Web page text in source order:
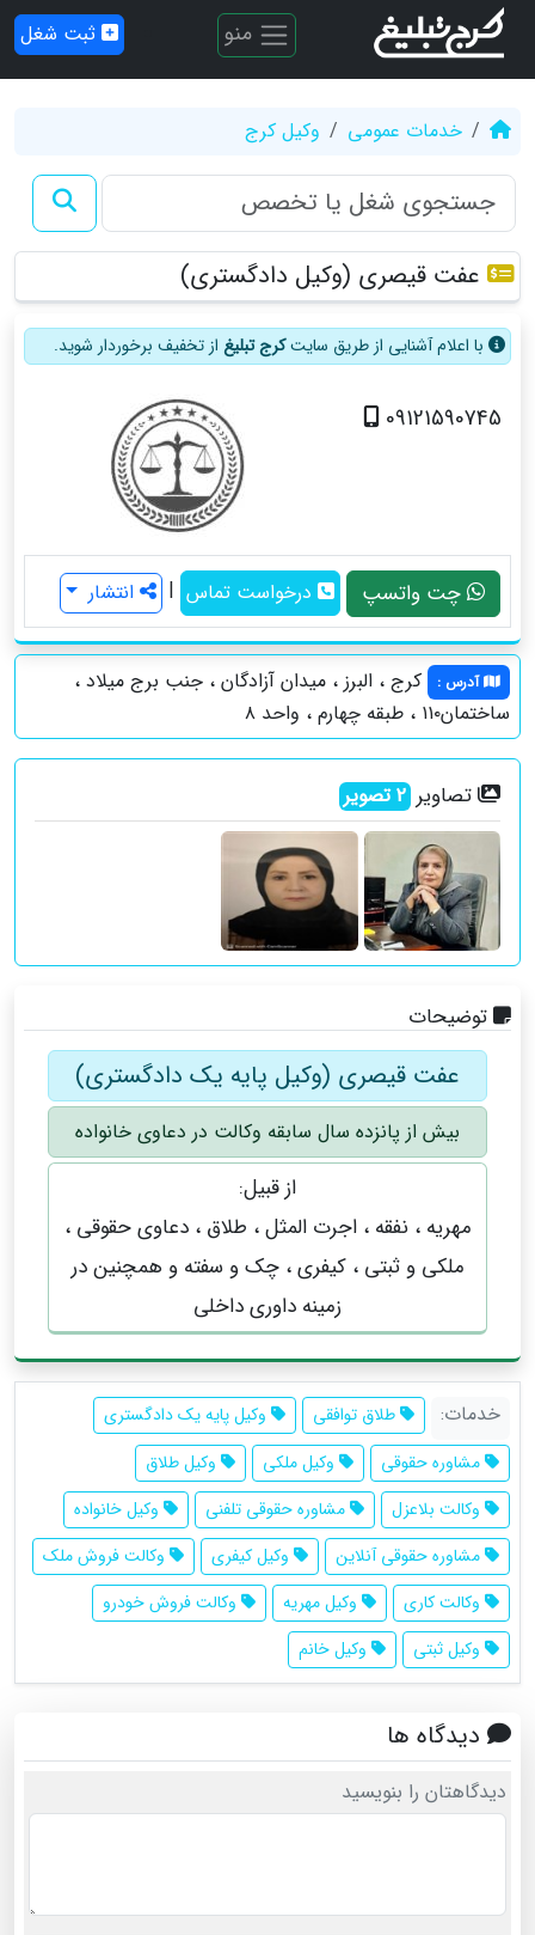
منو ثبت شغل
خدمات عمومی وکیل کرج
عفت قیصری (وکیل دادگستری)
با اعلام آشنایی از طریق سایتکرج تبلیغ از تخفیف برخوردار شوید.
09121590745
چت واتسپ درخواست تماس | انتشار
آدرس :
کرج ، البرز ، میدان آزادگان ، جنب برج میلاد ،
ساختمان۱۱۰ ، طبقه چهارم ، واحد ۸
تصاویر 2تصویر
توضیحات
عفت قیصری (وکیل پایه یک دادگستری)
بیش از پانزده سال سابقه وکالت در دعاوی خانواده
از قبیل:
مهریه ، نفقه ، اجرت المثل ، طلاق ، دعاوی حقوقی ،
‌ملکی و ثبتی ، کیفری ، چک و سفته و همچنین در
زمینه داوری داخلی
خدمات: طلاق توافقی
وکیل پایه یک دادگستری
مشاوره حقوقی
وکیل ملکی
وکیل طلاق
وکالت بلاعزل
مشاوره حقوقی تلفنی
وکیل خانواده
مشاوره حقوقی آنلاین
وکیل کیفری
وکالت فروش ملک
وکالت کاری
وکیل مهریه
وکالت فروش خودرو
وکیل ثبتی
وکیل خانم
دیدگاه ها
دیدگاهتان را بنویسید